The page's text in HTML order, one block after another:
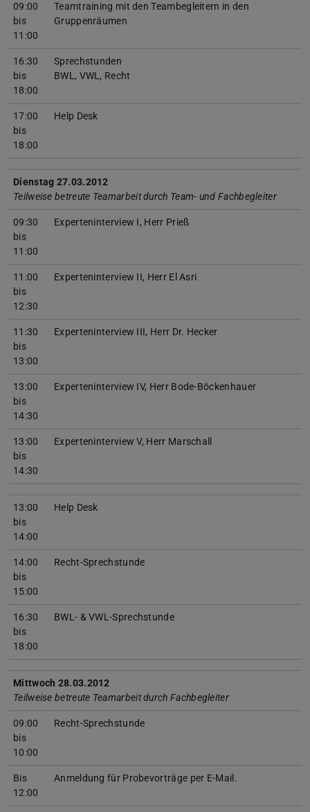
09:00
bis
11:00
Teamtraining mit den Teambegleitern in den
Gruppenräumen
16:30
bis
18:00
Sprechstunden
BWL, VWL, Recht
17:00
bis
18:00
Help Desk
Dienstag 27.03.2012
Teilweise betreute Teamarbeit durch Team- und Fachbegleiter
09:30
bis
11:00
Experteninterview I, Herr Prieß
11:00
bis
12:30
Experteninterview II, Herr El Asri
11:30
bis
13:00
Experteninterview III, Herr Dr. Hecker
13:00
bis
14:30
Experteninterview IV, Herr Bode-Böckenhauer
13:00
bis
14:30
Experteninterview V, Herr Marschall
13:00
bis
14:00
Help Desk
14:00
bis
15:00
Recht-Sprechstunde
16:30
bis
18:00
BWL- & VWL-Sprechstunde
Mittwoch 28.03.2012
Teilweise betreute Teamarbeit durch Fachbegleiter
09:00
bis
10:00
Recht-Sprechstunde
Bis
12:00
Anmeldung für Probevorträge per E-Mail.